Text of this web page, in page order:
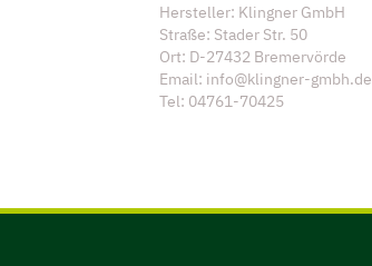
Hersteller: Klingner GmbH
Straße: Stader Str. 50
Ort: D-27432 Bremervörde
Email: info@klingner-gmbh.de
Tel: 04761-70425